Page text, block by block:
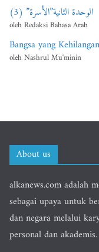
الوحدة الثانية”الأسرة” (3)
oleh Redaksi Bahasa Arab
Bangsa yang
oleh Nashrul Mu'minin
About us
alkanews.com adalah
sebagai upaya untuk
dan negara melalui
personal dan akademis.